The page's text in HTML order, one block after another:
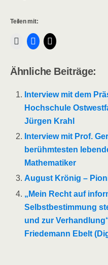
Teilen mit:
Ähnliche Beiträge:
Interview mit dem
Hochschule
Jürgen Krahl
Interview mit Prof.
berühmtesten
Mathematiker
August Krönig –
„Mein Recht auf
Selbstbestimmung
und zur
Friedemann Ebelt